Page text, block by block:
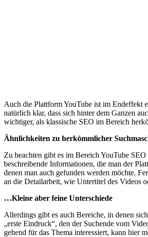
Auch die Plattform YouTube ist im Endeffekt
natürlich klar, dass sich hinter dem Ganzen
wichtiger, als klassische SEO im Bereich
Ähnlichkeiten zu herkömmlicher
Zu beachten gibt es im Bereich YouTube
beschreibende Informationen, die man der
denen man auch gefunden werden möchte.
an die Detailarbeit, wie Untertitel des Videos
…Kleine aber feine Unterschiede
Allerdings gibt es auch Bereiche, in denen
„erste Eindruck“, den der Suchende vom
gehend für das Thema interessiert, kann hier